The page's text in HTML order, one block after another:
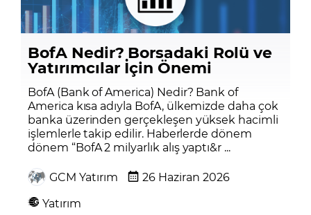
BofA Nedir? Borsadaki Rolü ve
Yatırımcılar İçin Önemi
BofA (Bank of America) Nedir? Bank of
America kısa adıyla BofA, ülkemizde daha çok
banka üzerinden gerçekleşen yüksek hacimli
işlemlerle takip edilir. Haberlerde dönem
dönem “BofA 2 milyarlık alış yaptı&r ...
GCM Yatırım
26 Haziran 2026
Yatırım